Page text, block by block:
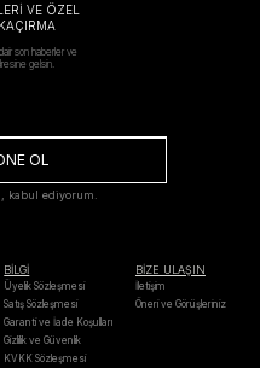
VE ÖZEL
son haberler ve
gelsin.
OL
kabul ediyorum.
BİLGİ
Üyelik Sözleşmesi
Satış Sözleşmesi
Garanti ve İade Koşulları
Gizlilik ve Güvenlik
KVKK Sözleşmesi
BİZE ULAŞIN
İletişim
Öneri ve Görüşleriniz